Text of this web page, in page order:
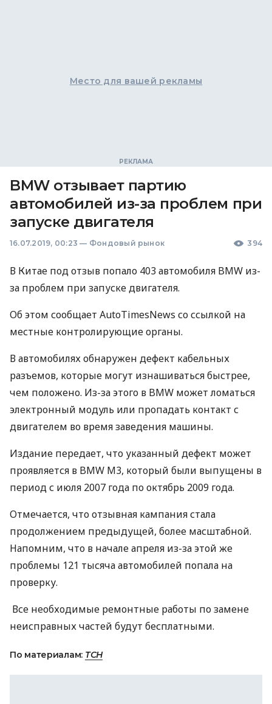
Место для вашей рекламы
BMW отзывает партию
автомобилей из-за проблем при
запуске двигателя
16.07.2019, 00:23 — Фондовый рынок 394
В Китае под отзыв попало 403 автомобиля BMW из-
за проблем при запуске двигателя.
Об этом сообщает AutoTimesNews со ссылкой на
местные контролирующие органы.
В автомобилях обнаружен дефект кабельных
разъемов, которые могут изнашиваться быстрее,
чем положено. Из-за этого в BMW может ломаться
электронный модуль или пропадать контакт с
двигателем во время заведения машины.
Издание передает, что указанный дефект может
проявляется в BMW M3, который были выпущены в
период с июля 2007 года по октябрь 2009 года.
Отмечается, что отзывная кампания стала
продолжением предыдущей, более масштабной.
Напомним, что в начале апреля из-за этой же
проблемы 121 тысяча автомобилей попала на
проверку.
Все необходимые ремонтные работы по замене
неисправных частей будут бесплатными.
По материалам: ТСН